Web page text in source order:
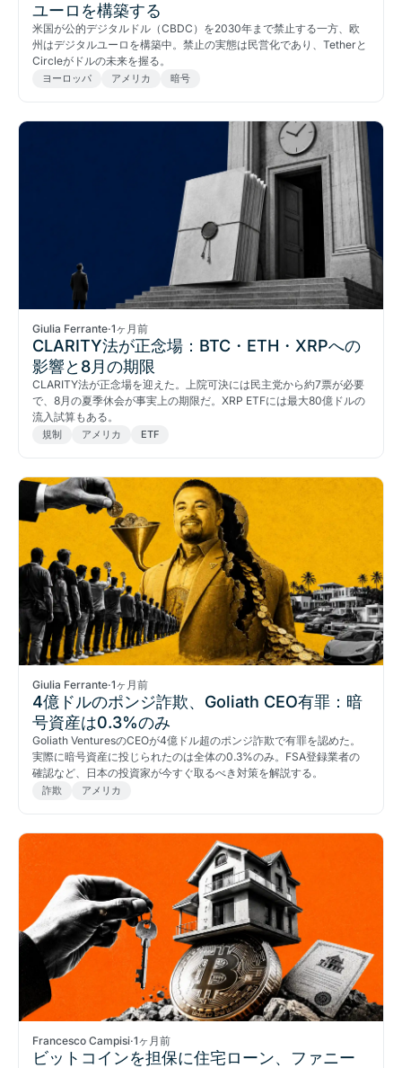
ユーロを構築する
米国が公的デジタルドル（CBDC）を2030年まで禁止する一方、欧
州はデジタルユーロを構築中。禁止の実態は民営化であり、Tetherと
Circleがドルの未来を握る。
ヨーロッパ アメリカ 暗号
Giulia Ferrante·1ヶ月前
CLARITY法が正念場：BTC・ETH・XRPへの
影響と8月の期限
CLARITY法が正念場を迎えた。上院可決には民主党から約7票が必要
で、8月の夏季休会が事実上の期限だ。XRP ETFには最大80億ドルの
流入試算もある。
規制 アメリカ ETF
Giulia Ferrante·1ヶ月前
4億ドルのポンジ詐欺、Goliath CEO有罪：暗
号資産は0.3%のみ
Goliath VenturesのCEOが4億ドル超のポンジ詐欺で有罪を認めた。
実際に暗号資産に投じられたのは全体の0.3%のみ。FSA登録業者の
確認など、日本の投資家が今すぐ取るべき対策を解説する。
詐欺 アメリカ
Francesco Campisi·1ヶ月前
ビットコインを担保に住宅ローン、ファニー